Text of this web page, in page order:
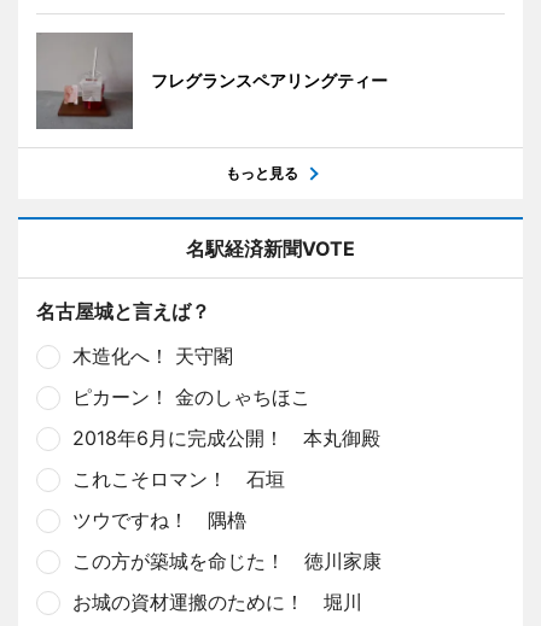
フレグランスペアリングティー
もっと見る
名駅経済新聞VOTE
名古屋城と言えば？
木造化へ！ 天守閣
ピカーン！ 金のしゃちほこ
2018年6月に完成公開！ 本丸御殿
これこそロマン！ 石垣
ツウですね！ 隅櫓
この方が築城を命じた！ 徳川家康
お城の資材運搬のために！ 堀川